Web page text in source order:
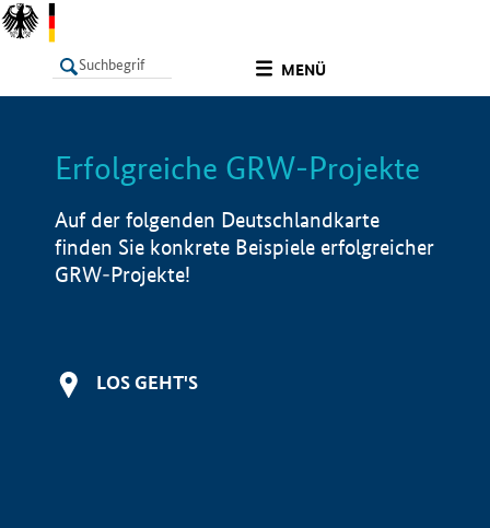
MENÜ
LISTE Info
Erfolgreiche GRW-Projekte
Auf der folgenden Deutschlandkarte
finden Sie konkrete Beispiele erfolgreicher
GRW-Projekte!
LOS GEHT'S